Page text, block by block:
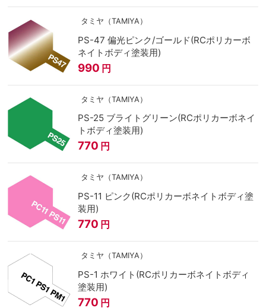
タミヤ（TAMIYA）
PS-47 偏光ピンク/ゴールド(RCポリカーボ
ネイトボディ塗装用)
990 円
タミヤ（TAMIYA）
PS-25 ブライトグリーン(RCポリカーボネイ
トボディ塗装用)
770 円
タミヤ（TAMIYA）
PS-11 ピンク(RCポリカーボネイトボディ塗
装用)
770 円
タミヤ（TAMIYA）
PS-1 ホワイト(RCポリカーボネイトボディ
塗装用)
770 円